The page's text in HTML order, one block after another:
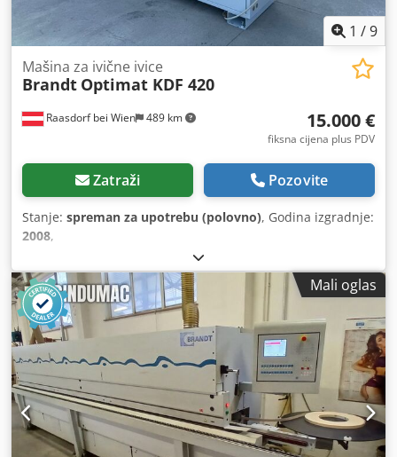
1 /9
Raasdorf bei Wien 489 km
Mašina za ivične ivice
Brandt Optimat KDF 420
15.000 €
fiksna cijena plus PDV
Zatraži Pozovite
Stanje: spreman za upotrebu (polovno), Godina izgradnje:
2008,
Mali oglas